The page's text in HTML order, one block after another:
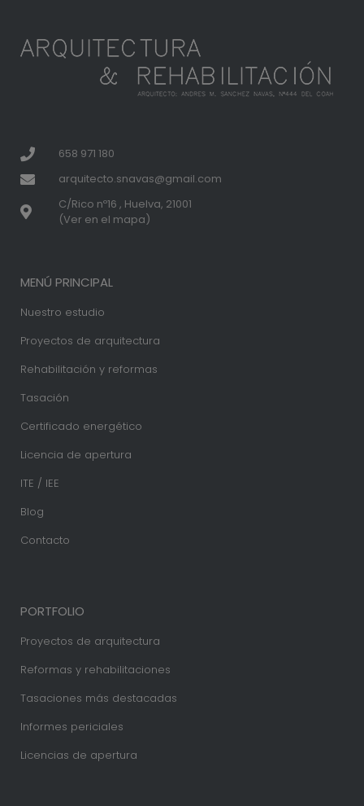
658 971 180
arquitecto.snavas@gmail.com
C/Rico nº16 , Huelva, 21001
(Ver en el mapa)
MENÚ PRINCIPAL
Nuestro estudio
Proyectos de arquitectura
Rehabilitación y reformas
Tasación
Certificado energético
Licencia de apertura
ITE / IEE
Blog
Contacto
PORTFOLIO
Proyectos de arquitectura
Reformas y rehabilitaciones
Tasaciones más destacadas
Informes periciales
Licencias de apertura